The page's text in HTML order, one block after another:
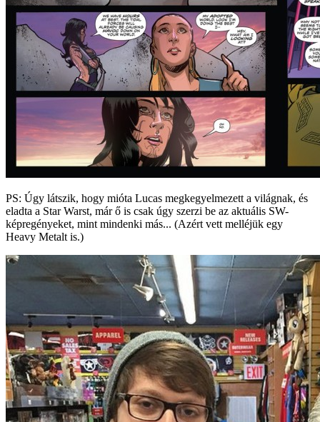
PS: Úgy látszik, hogy mióta Lucas megkegyelmezett a világnak, és
eladta a Star Warst, már ő is csak úgy szerzi be az aktuális SW-
képregényeket, mint mindenki más... (Azért vett melléjük egy
Heavy Metalt is.)